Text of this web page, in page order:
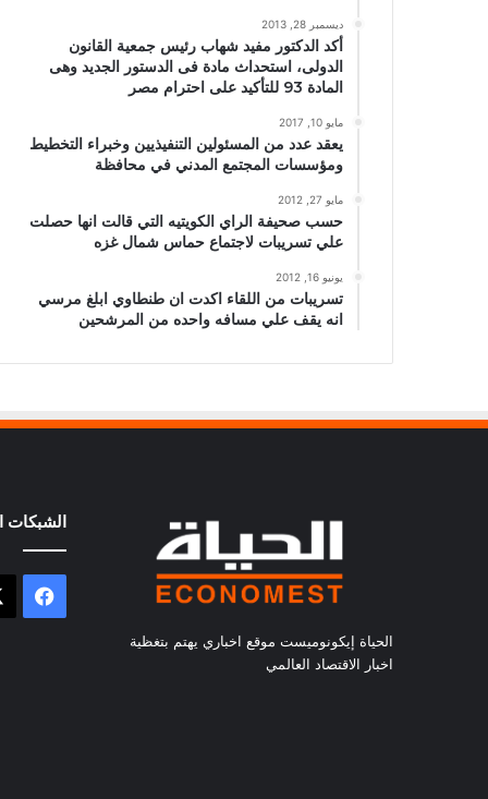
ديسمبر 28, 2013
أكد الدكتور مفيد شهاب رئيس جمعية القانون
الدولى، استحداث مادة فى الدستور الجديد وهى
المادة 93 للتأكيد على احترام مصر
مايو 10, 2017
يعقد عدد من المسئولين التنفيذيين وخبراء التخطيط
ومؤسسات المجتمع المدني في محافظة
مايو 27, 2012
حسب صحيفة الراي الكويتيه التي قالت انها حصلت
علي تسريبات لاجتماع حماس شمال غزه
يونيو 16, 2012
تسريبات من اللقاء اكدت ان طنطاوي ابلغ مرسي
انه يقف علي مسافه واحده من المرشحين
الحياة إيكونوميست موقع اخباري يهتم بتغظية
اخبار الاقتصاد العالمي
الشبكات